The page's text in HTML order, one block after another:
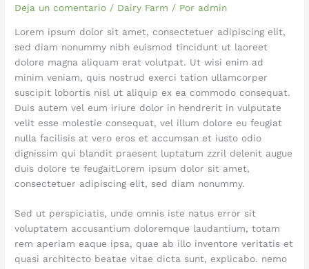
Deja un comentario / Dairy Farm / Por admin
Lorem ipsum dolor sit amet, consectetuer adipiscing elit,
sed diam nonummy nibh euismod tincidunt ut laoreet
dolore magna aliquam erat volutpat. Ut wisi enim ad
minim veniam, quis nostrud exerci tation ullamcorper
suscipit lobortis nisl ut aliquip ex ea commodo consequat.
Duis autem vel eum iriure dolor in hendrerit in vulputate
velit esse molestie consequat, vel illum dolore eu feugiat
nulla facilisis at vero eros et accumsan et iusto odio
dignissim qui blandit praesent luptatum zzril delenit augue
duis dolore te feugaitLorem ipsum dolor sit amet,
consectetuer adipiscing elit, sed diam nonummy.
Sed ut perspiciatis, unde omnis iste natus error sit
voluptatem accusantium doloremque laudantium, totam
rem aperiam eaque ipsa, quae ab illo inventore veritatis et
quasi architecto beatae vitae dicta sunt, explicabo. nemo